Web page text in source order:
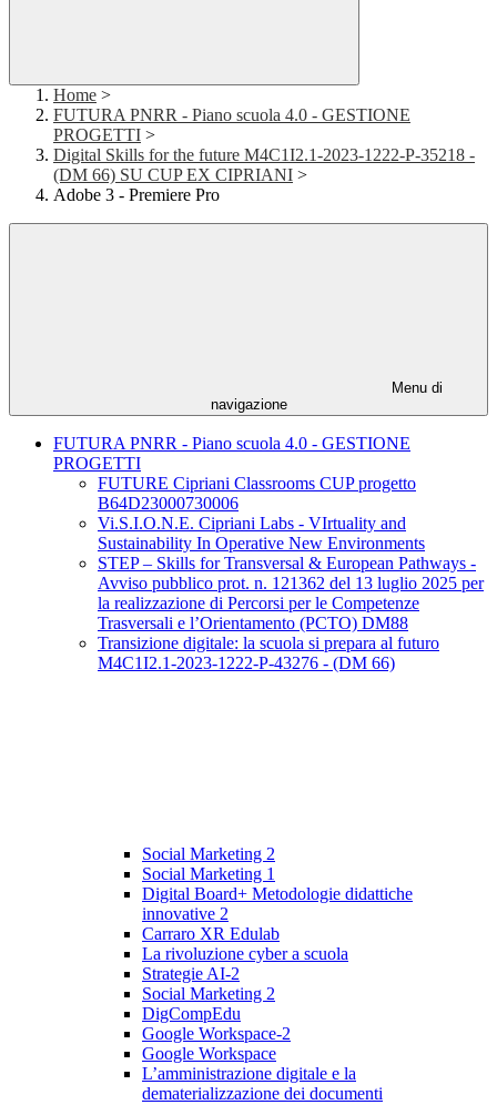
Home >
FUTURA PNRR - Piano scuola 4.0 - GESTIONE
PROGETTI >
Digital Skills for the future M4C1I2.1-2023-1222-P-35218 -
(DM 66) SU CUP EX CIPRIANI >
Adobe 3 - Premiere Pro
Menu di
navigazione
FUTURA PNRR - Piano scuola 4.0 - GESTIONE
PROGETTI
FUTURE Cipriani Classrooms CUP progetto
B64D23000730006
Vi.S.I.O.N.E. Cipriani Labs - VIrtuality and
Sustainability In Operative New Environments
STEP – Skills for Transversal & European Pathways -
Avviso pubblico prot. n. 121362 del 13 luglio 2025 per
la realizzazione di Percorsi per le Competenze
Trasversali e l’Orientamento (PCTO) DM88
Transizione digitale: la scuola si prepara al futuro
M4C1I2.1-2023-1222-P-43276 - (DM 66)
Social Marketing 2
Social Marketing 1
Digital Board+ Metodologie didattiche
innovative 2
Carraro XR Edulab
La rivoluzione cyber a scuola
Strategie AI-2
Social Marketing 2
DigCompEdu
Google Workspace-2
Google Workspace
L’amministrazione digitale e la
dematerializzazione dei documenti